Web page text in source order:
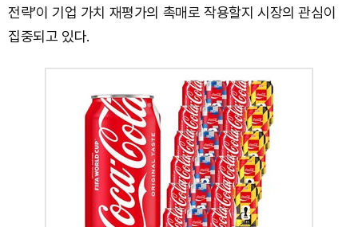
전략’이 기업 가치 재평가의 촉매로 작용할지 시장의 관심이
집중되고 있다.